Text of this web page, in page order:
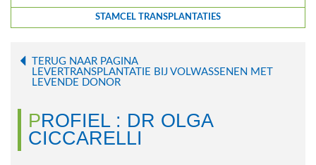
STAMCEL TRANSPLANTATIES
TERUG NAAR PAGINA
LEVERTRANSPLANTATIE BIJ VOLWASSENEN MET
LEVENDE DONOR
PROFIEL : DR OLGA
CICCARELLI